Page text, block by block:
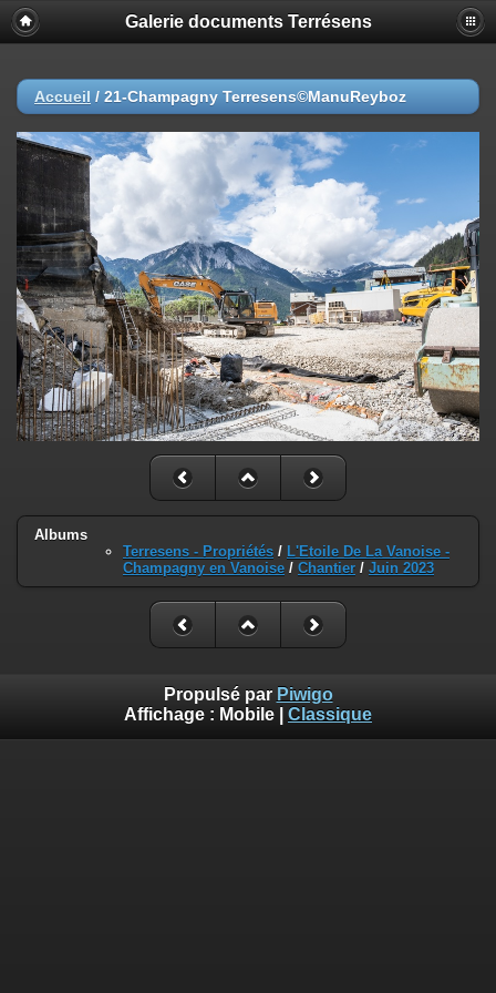
Galerie documents Terrésens
Accueil / 21-Champagny Terresens©ManuReyboz
Albums
Terresens - Propriétés / L'Etoile De La Vanoise -
Champagny en Vanoise / Chantier / Juin 2023
Propulsé par Piwigo
Affichage : Mobile Classique